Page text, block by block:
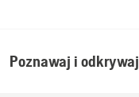
Poznawaj i odkrywaj